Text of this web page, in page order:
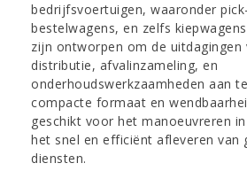
bedrijfsvoertuigen, waaronder
bestelwagens, en zelfs
zijn ontworpen om de uitdagingen
distributie, afvalinzameling, en
onderhoudswerkzaamheden aan
compacte formaat en
geschikt voor het manoeuvreren
het snel en efficiënt afleveren van
diensten.